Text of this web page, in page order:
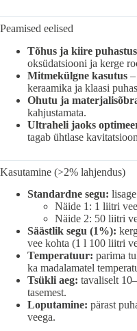
Peamised eelised
Tõhus ja kiire puhastus
oksüdatsiooni ja kerge
Mitmekülgne kasutus
keraamika ja klaasi
Ohutu ja
kahjustamata.
Ultraheli jaoks
tagab ühtlase
Kasutamine (>2% lahjendus)
Standardne segu:
Näide 1: 1 liitri
Näide 2: 50 liitri
Säästlik segu (1%):
vee kohta (1 l 100 liitri
Temperatuur: parima
ka madalamatel
Tsükli aeg: tavaliselt
tasemest.
Loputamine: pärast
veega.